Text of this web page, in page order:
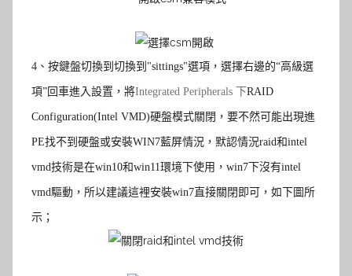
4 、 按鍵盤切換到切換到"sittings"選項，選擇右邊的“高級選
項”回車進入設置，將Integrated Peripherals 下RAID
Configuration(Intel VMD)硬盤模式關閉，要不然可能出現進
PE找不到硬盤或安裝WIN7藍屏情況，默認情況raid和intel
vmd技術是在win10和win11環境下使用，win7下沒有intel
vmd驅動，所以建議這裡安裝win7直接關閉即可，如下圖所
示；